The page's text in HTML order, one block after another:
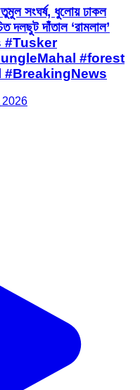
সংঘর্ষ, ধুলোয় ঢাকল
দলছুট দাঁতাল ‘রামলাল’
#Tusker
#forest
#BreakingNews
2026